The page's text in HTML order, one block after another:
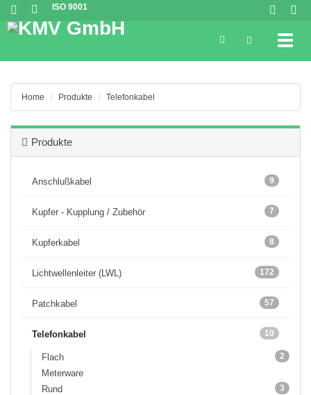
ISO 9001
Home Produkte Telefonkabel
Produkte
9
Anschlußkabel
7
Kupfer - Kupplung / Zubehör
8
Kupferkabel
172
Lichtwellenleiter (LWL)
57
Patchkabel
10
Telefonkabel
2
Flach
Meterware
3
Rund